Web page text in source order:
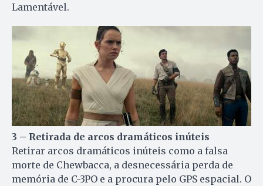
Lamentável.
3 – Retirada de arcos dramáticos inúteis
Retirar arcos dramáticos inúteis como a falsa
morte de Chewbacca, a desnecessária perda de
memória de C-3PO e a procura pelo GPS espacial. O